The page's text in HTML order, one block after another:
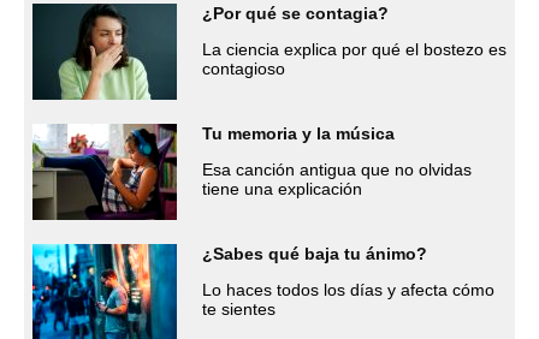
¿Por qué se contagia?
La ciencia explica por qué el bostezo es
contagioso
Tu memoria y la música
Esa canción antigua que no olvidas
tiene una explicación
¿Sabes qué baja tu ánimo?
Lo haces todos los días y afecta cómo
te sientes